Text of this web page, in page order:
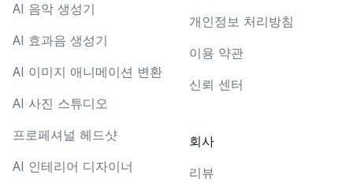
AI 음악 생성기
AI 효과음 생성기
AI 이미지 애니메이션 변환
AI 사진 스튜디오
프로페셔널 헤드샷
AI 인테리어 디자이너
개인정보 처리방침
이용 약관
신뢰 센터
회사
리뷰